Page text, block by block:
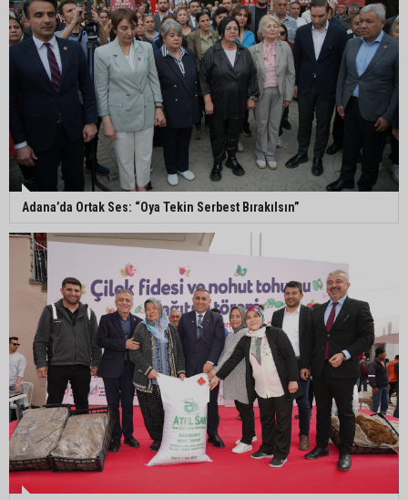
Murat Şahin Aktürk, YENİ Parti Tufanbeyli İlçe
Başkanı oldu
ASKİ Genel Müdürü Mansur Aladağ emekli oldu
İngiltere’nin çöpü Adana’ya geldi, mikroplastik
tartışması büyüdü
ATÜ’de "Sunar Gastronomi ve Mutfak Sanatları
Akademisi" kuruluyor
Adana’da Ortak Ses: “Oya Tekin Serbest Bırakılsın”